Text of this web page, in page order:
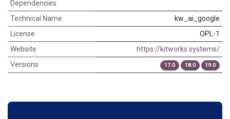
Dependencies
Technical Name
kw_ai_google
License
OPL-1
Website
https://kitworks.systems/
Versions
17.0 18.0 19.0